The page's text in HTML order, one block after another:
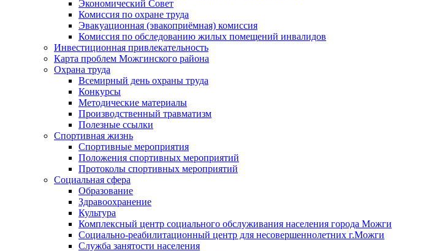
Экономический Совет
Комиссия по охране труда
Эвакуационная (эвакоприёмная) комиссия
Комиссия по обследованию жилых помещений инвалидов
Инвестиционная привлекательность
Карта проблем Можгинского района
Охрана труда
Всемирный день охраны труда
Конкурсы
Методические материалы
Производственный травматизм
Полезные ссылки
Спортивная жизнь
Спортивные мероприятия
Положения спортивных мероприятий
Протоколы спортивных мероприятий
Социальная сфера
Образование
Здравоохранение
Культура
Комплексный центр социального обслуживания населения города Можги
Социально-реабилитационный центр для несовершеннолетних г.Можги
Служба занятости населения